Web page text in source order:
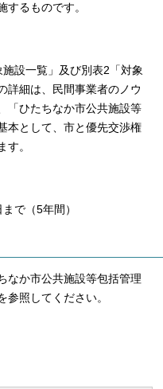
するものです。
設一覧」及び別表2「対象
詳細は、民間事業者のノウ
「ひたちなか市公共施設等
本として、市と優先交渉権
す。
で（5年間）
なか市公共施設等包括管理
参照してください。